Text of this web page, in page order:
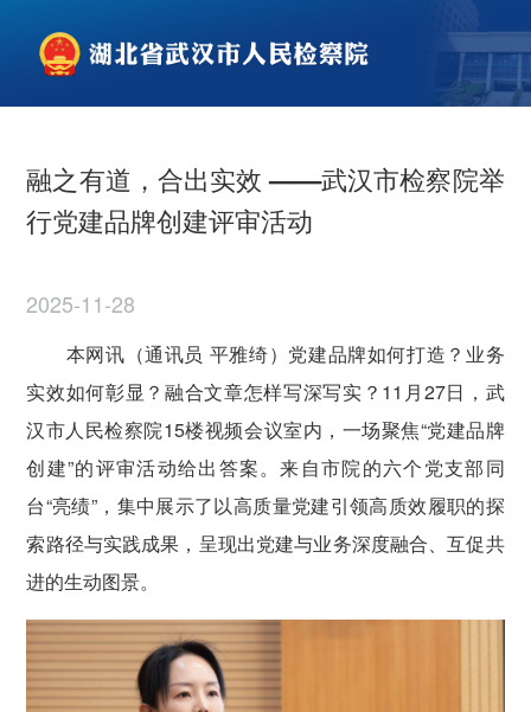
融之有道，合出实效 ——武汉市检察院举
行党建品牌创建评审活动
2025-11-28
本网讯（通讯员 平雅绮） 党建品牌如何打造？业务
实效如何彰显？融合文章怎样写深写实？11月27日，武
汉市人民检察院15楼视频会议室内，一场聚焦“党建品牌
创建”的评审活动给出答案。来自市院的六个党支部同
台“亮绩”，集中展示了以高质量党建引领高质效履职的探
索路径与实践成果，呈现出党建与业务深度融合、互促共
进的生动图景。